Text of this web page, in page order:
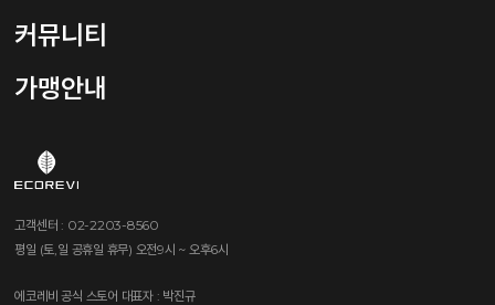
커뮤니티
가맹안내
고객센터 : 02-2203-8560
평일 (토,일 공휴일 휴무) 오전9시 ~ 오후6시
에코레비 공식 스토어 대표자 : 박진규